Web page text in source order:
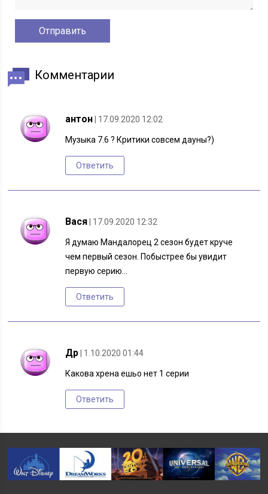
Комментарии
антон | 17.09.2020 12:02
Музыка 7.6 ? Критики совсем дауны?)
Ответить
Вася | 17.09.2020 12:32
Я думаю Мандалорец 2 сезон будет круче
чем первый сезон. Побыстрее бы увидит
первую серию…
Ответить
Др | 1.10.2020 01:44
Какова хрена ешьо нет 1 серии
Ответить